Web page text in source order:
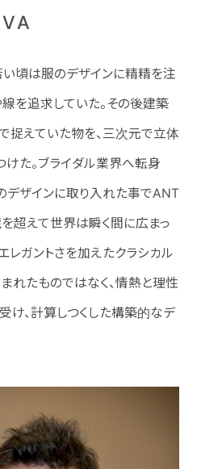
い頃は服のデザインに精精を注
を追求していた。その後建築
捉えていた物を、三次元で立体
た。ブライダル業界へ転身
デザインに取り入れた事でANT
超えて世界は瞬く間に広まっ
レガントさを加えたクラシカル
れたものではなく、情熱と理性
け、計算しつくした構築的なデ